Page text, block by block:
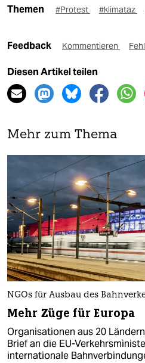
Themen #Protest #klimataz
Feedback Kommentieren
Diesen Artikel teilen
Mehr zum Thema
NGOs für Ausbau des
Mehr Züge für Europa
Organisationen aus 20
Brief an die EU-
internationale